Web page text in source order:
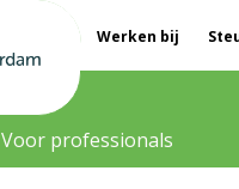
Werken bij
Voor professionals